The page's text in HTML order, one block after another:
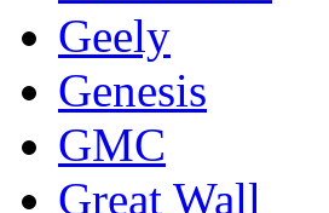
Geely
Genesis
GMC
Great Wall